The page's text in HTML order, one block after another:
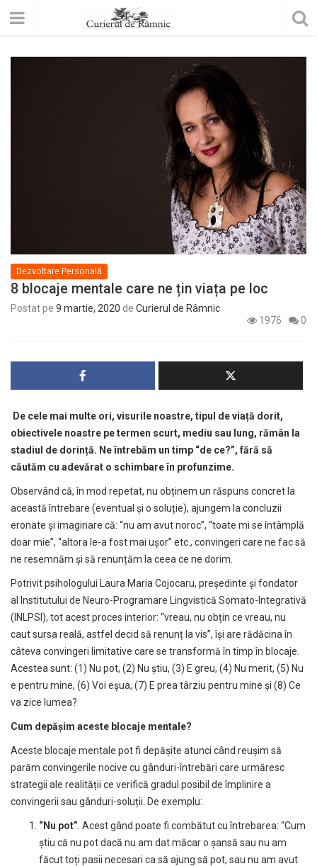
Dezvoltare Personală
8 blocaje mentale care ne țin viața pe loc
Postat pe 9 martie, 2020 de Curierul de Râmnic
1976
0
De cele mai multe ori, visurile noastre, tipul de viață dorit,
obiectivele noastre pe termen scurt, mediu sau lung, rămân la
stadiul de dorință. Ne întrebăm un timp “de ce?”, fără să
căutăm cu adevărat o schimbare în profunzime.
Observând că, în mod repetat, nu obținem un răspuns concret la
această întrebare (eventual și o soluție), ajungem la concluzii
eronate și imaginare că: “nu am avut noroc”, “toate mi se întâmplă
doar mie”, “altora le-a fost mai ușor” etc., convingeri care ne fac să
ne resemnăm și să renunțăm la ceea ce ne dorim.
Potrivit psihologului Laura Maria Cojocaru, președinte și fondator
al Institutului de Neuro-Programare Lingvistică Somato-Integrativă
(INLPSI), tot acest proces interior: “vreau, nu obțin ce vreau, nu
caut sursa reală, astfel decid să renunț la vis”, își are rădăcina în
câteva convingeri limitative care se transformă în timp în blocaje.
Acestea sunt: (1) Nu pot, (2) Nu știu, (3) E greu, (4) Nu merit, (5) Nu
e pentru mine, (6) Voi eșua, (7) E prea târziu pentru mine și (8) Ce
va zice lumea?
Cum depășim aceste blocaje mentale?
Aceste blocaje mentale pot fi depășite atunci când reușim să
parăm convingerile nocive cu gânduri-întrebări care urmăresc
strategii ale realității ce verifică gradul posibil de împlinire a
convingerii sau gânduri-soluții. De exemplu:
“Nu pot” . Acest gând poate fi combătut cu întrebarea: “Cum
știu că nu pot dacă nu am dat măcar o șansă sau nu am
făcut toți pasii necesari ca să ajung să pot, sau nu am avut